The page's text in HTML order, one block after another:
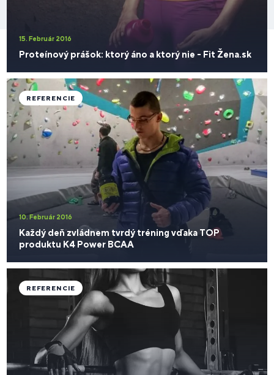
15. Február 2016
Proteínový prášok: ktorý áno a ktorý nie - Fit Žena.sk
10. Február 2016
Každý deň zvládnem tvrdý tréning vďaka TOP
produktu K4 Power BCAA
REFERENCIE
REFERENCIE